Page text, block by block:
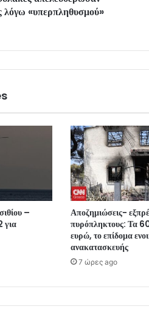
λόγω «υπερπληθυσμού»
–
για
Αποζημιώσεις-
πυρόπληκτους: Τα
ευρώ, το επίδομα
ανακατασκευής
7 ώρες ago